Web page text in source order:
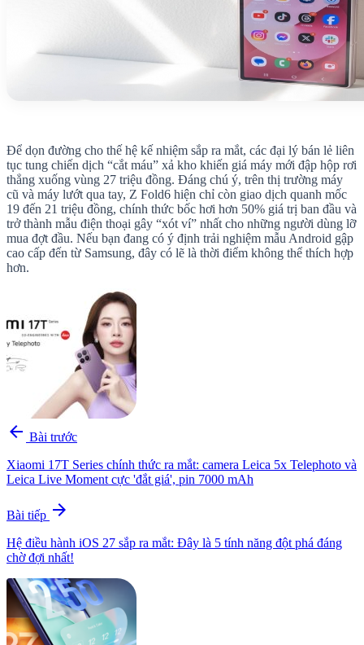
Để dọn đường cho thế hệ kế nhiệm sắp ra mắt, các đại lý bán lẻ liên
tục tung chiến dịch “cắt máu” xả kho khiến giá máy mới đập hộp rơi
thẳng xuống vùng 27 triệu đồng. Đáng chú ý, trên thị trường máy
cũ và máy lướt qua tay, Z Fold6 hiện chỉ còn giao dịch quanh mốc
19 đến 21 triệu đồng, chính thức bốc hơi hơn 50% giá trị ban đầu và
trở thành mẫu điện thoại gây “xót ví” nhất cho những người dùng lỡ
mua đợt đầu. Nếu bạn đang có ý định trải nghiệm mẫu Android gập
cao cấp đến từ Samsung, đây có lẽ là thời điểm không thể thích hợp
hơn.
arrow_back Bài trước
Xiaomi 17T Series chính thức ra mắt: camera Leica 5x Telephoto và
Leica Live Moment cực 'đắt giá', pin 7000 mAh
Bài tiếp arrow_forward
Hệ điều hành iOS 27 sắp ra mắt: Đây là 5 tính năng đột phá đáng
chờ đợi nhất!